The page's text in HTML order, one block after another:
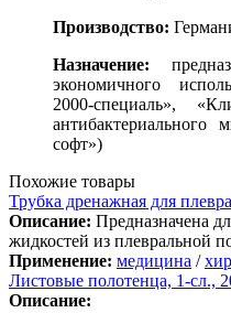
Производство:
Назначение:
экономичного
2000-специаль»,
антибактериального
софт»)
Похожие товары
Трубка дренажная для
Описание: Предназначена
жидкостей из плевральной
Применение: медицина /
Листовые полотенца, 1-сл.,
Описание: